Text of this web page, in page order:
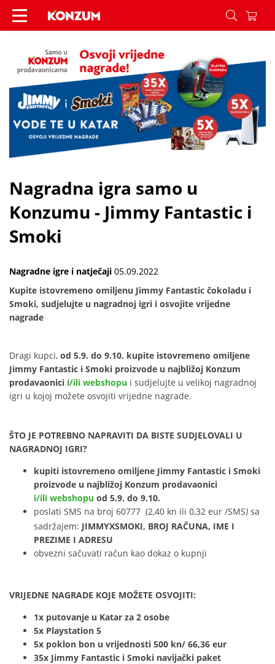
Nagradna igra samo u Konzumu - Jimmy
Nagradna igra samo u
Konzumu - Jimmy Fantastic i
Smoki
Nagradne igre i natječaji 05.09.2022
Kupite istovremeno omiljenu Jimmy Fantastic čokoladu i
Smoki, sudjelujte u nagradnoj igri i osvojite vrijedne
nagrade
Dragi kupci, od 5.9. do 9.10. kupite istovremeno omiljene
Jimmy Fantastic i Smoki proizvode u najbližoj Konzum
prodavaonici i/ili webshopu i sudjelujte u velikoj nagradnoj
igri u kojoj možete osvojiti vrijedne nagrade.
ŠTO JE POTREBNO NAPRAVITI DA BISTE SUDJELOVALI U
NAGRADNOJ IGRI?
kupiti istovremeno omiljene Jimmy Fantastic i Smoki
proizvode u najbližoj Konzum prodavaonici
i/ili webshopu od 5.9. do 9.10.
poslati SMS na broj 60777 (2,40 kn ili 0,32 eur /SMS) sa
sadržajem: JIMMYXSMOKI, BROJ RAČUNA, IME I
PREZIME I ADRESU
obvezni sačuvati račun kao dokaz o kupnji
VRIJEDNE NAGRADE KOJE MOŽETE OSVOJITI:
1x putovanje u Katar za 2 osobe
5x Playstation 5
5x poklon bon u vrijednosti 500 kn/ 66,36 eur
35x Jimmy Fantastic i Smoki navijački paket